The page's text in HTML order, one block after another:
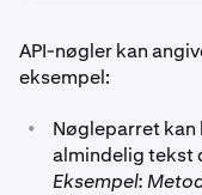
API-nøgler kan
eksempel:
•
Nøgleparret
almindelig tekst
Eksempel: